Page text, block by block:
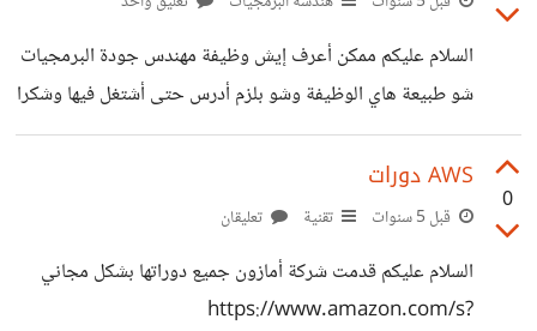
السلام عليكم ممكن أعرف إيش وظيفة مهندس جودة البرمجيات
شو طبيعة هاي الوظيفة وشو بلزم أدرس حتى أشتغل فيها وشكرا
0
AWS دورات
قبل 5 سنوات تقنية تعليقان
السلام عليكم قدمت شركة أمازون جميع دوراتها بشكل مجاني
https://www.amazon.com/s?